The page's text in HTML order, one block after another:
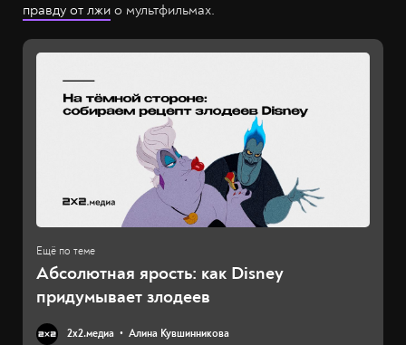
правду от лжи о мультфильмах.
Абсолютная ярость: как Disney
придумывает злодеев
2х2.медиа Алина Кувшинникова